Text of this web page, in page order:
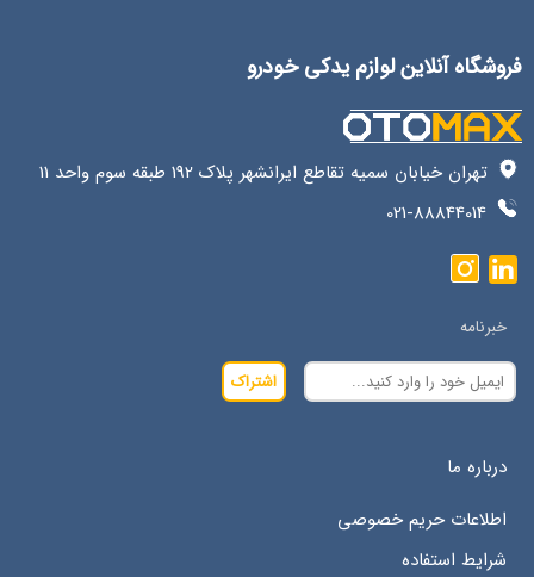
فروشگاه آنلاین لوازم یدکی خودرو
تهران خیابان سمیه تقاطع ایرانشهر پلاک 192 طبقه سوم واحد 11
021-88844014
خبرنامه
اشتراک
درباره ما
اطلاعات حریم خصوصی
شرایط استفاده